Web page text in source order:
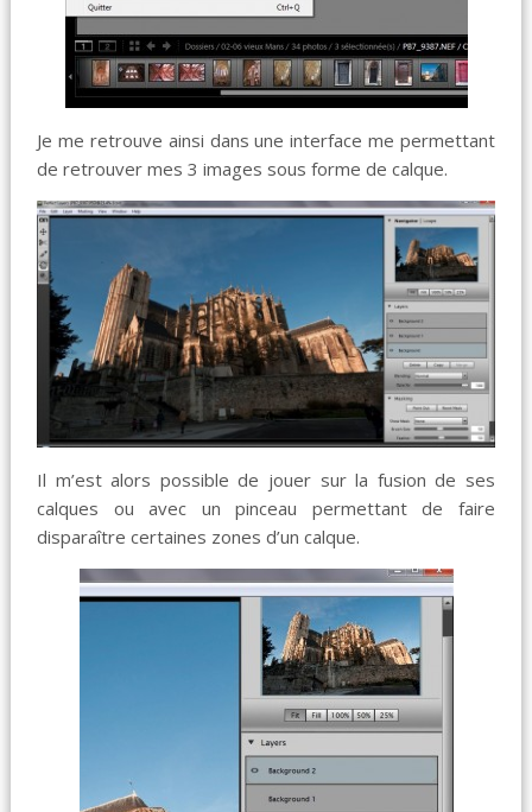
Je me retrouve ainsi dans une interface me permettant
de retrouver mes 3 images sous forme de calque.
Il m’est alors possible de jouer sur la fusion de ses
calques ou avec un pinceau permettant de faire
disparaître certaines zones d’un calque.